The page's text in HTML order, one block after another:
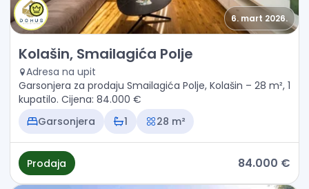
6. mart 2026.
Prodaja - Stan Kolašin, Smailagića Polje
Kolašin, Smailagića Polje
Adresa na upit
Garsonjera za prodaju Smailagića Polje, Kolašin – 28 m², 1
kupatilo. Cijena: 84.000 €
Garsonjera
1 28 m²
Prodaja 84.000 €